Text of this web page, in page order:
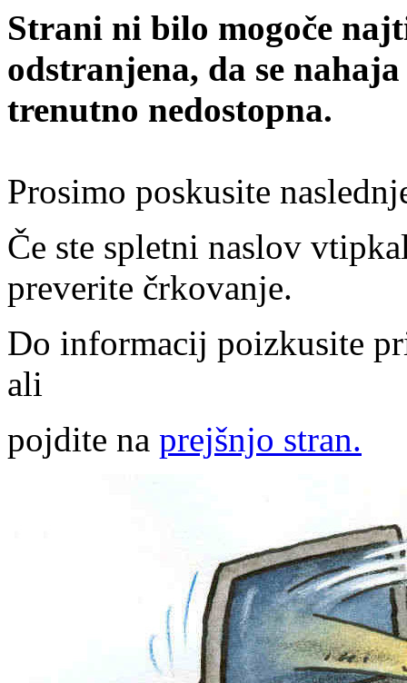
Strani ni bilo mogoče
odstranjena, da se
trenutno nedostopna.
Prosimo poskusite
Če ste spletni naslov
preverite črkovanje.
Do informacij poizkusite
ali
pojdite na prejšnjo stran.